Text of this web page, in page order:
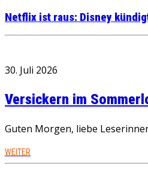
Netflix ist raus: Disney
30. Juli 2026
Versickern im
Guten Morgen, liebe
WEITER